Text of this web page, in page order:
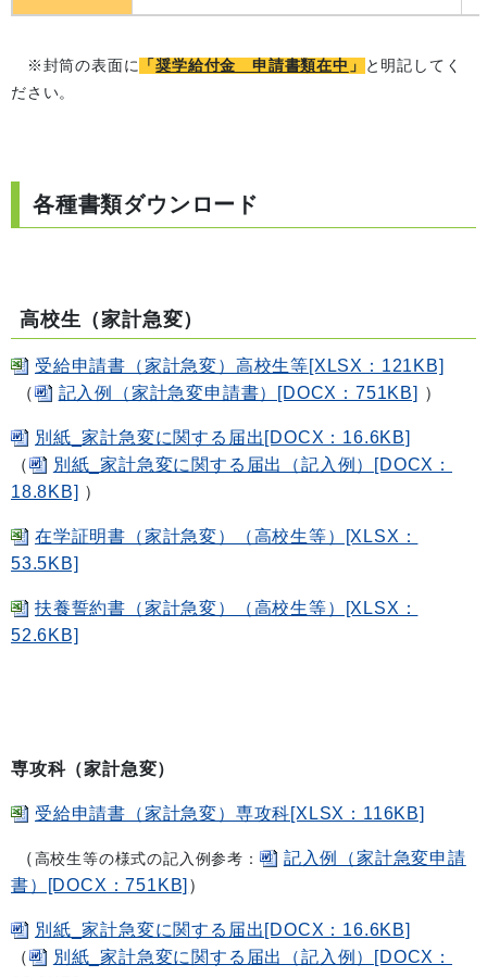
※封筒の表面に 「奨学給付金 申請書類在中 」
と明記してく
ださい。
各種書類ダウンロード
高校生（家計急変）
受給申請書（家計急変）高校生等[XLSX：121KB]
（
記入例（家計急変申請書）[DOCX：751KB] ）
別紙_家計急変に関する届出[DOCX：16.6KB]
（
別紙_家計急変に関する届出（記入例）[DOCX：
18.8KB] ）
在学証明書（家計急変）（高校生等）[XLSX：
53.5KB]
扶養誓約書（家計急変）（高校生等）[XLSX：
52.6KB]
専攻科（家計急変）
受給申請書（家計急変）専攻科[XLSX：116KB]
（高校生等の様式の記入例参考：
記入例（家計急変申請
書）[DOCX：751KB] ）
別紙_家計急変に関する届出[DOCX：16.6KB]
（
別紙_家計急変に関する届出（記入例）[DOCX：